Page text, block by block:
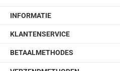
INFORMATIE
KLANTENSERVICE
BETAALMETHODES